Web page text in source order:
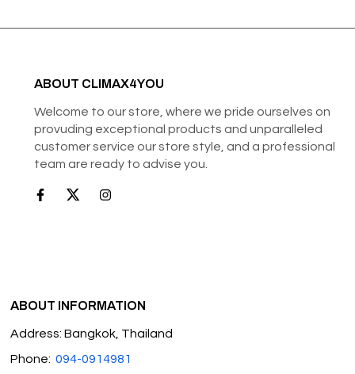
ABOUT CLIMAX4YOU
Welcome to our store, where we pride ourselves on
provuding exceptional products and unparalleled
customer service our store style, and a professional
team are ready to advise you.
ABOUT INFORMATION
Address: Bangkok, Thailand
Phone: 094-0914981